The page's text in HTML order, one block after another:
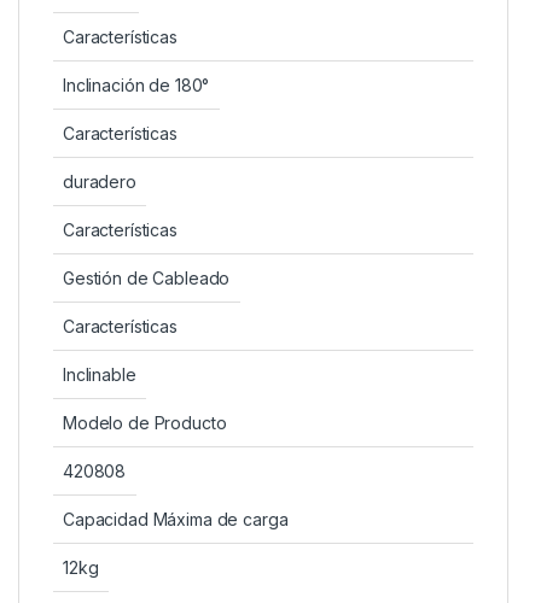
Características
Inclinación de 180°
Características
duradero
Características
Gestión de Cableado
Características
Inclinable
Modelo de Producto
420808
Capacidad Máxima de carga
12kg